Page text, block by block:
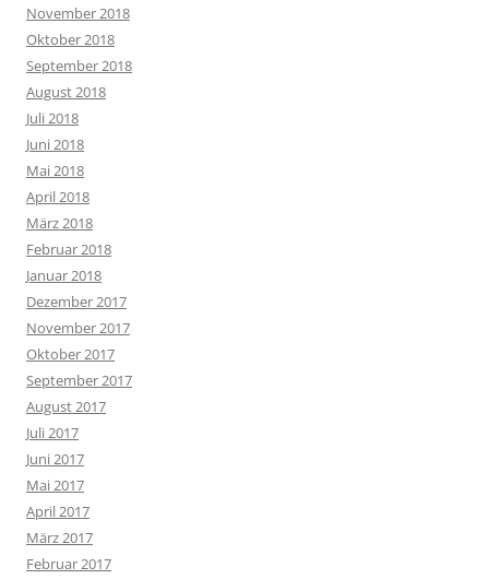
November 2018
Oktober 2018
September 2018
August 2018
Juli 2018
Juni 2018
Mai 2018
April 2018
März 2018
Februar 2018
Januar 2018
Dezember 2017
November 2017
Oktober 2017
September 2017
August 2017
Juli 2017
Juni 2017
Mai 2017
April 2017
März 2017
Februar 2017